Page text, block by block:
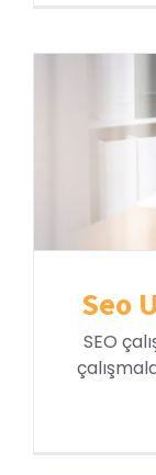
Seo
SEO